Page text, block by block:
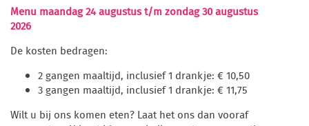
Menu maandag 24 augustus t/m zondag 30 augustus
2026
De kosten bedragen:
2 gangen maaltijd, inclusief 1 drankje: € 10,50
3 gangen maaltijd, inclusief 1 drankje: € 11,75
Wilt u bij ons komen eten? Laat het ons dan vooraf